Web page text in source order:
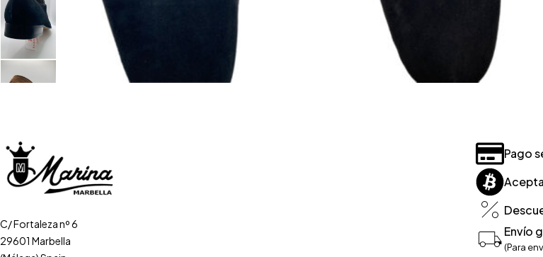
C/ Fortaleza nº 6
29601 Marbella
Pago
Envío
(Para